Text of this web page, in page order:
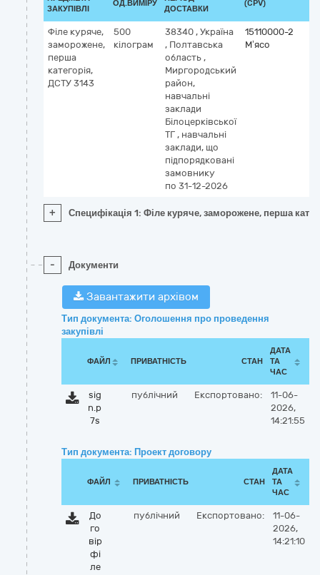
ЗАКУПІВЛІ
ОД.ВИМІРУ
ДОСТАВКИ
(CPV)
Філе куряче,
заморожене,
перша
категорія,
ДСТУ 3143
500
кілограм
38340 , Україна
, Полтавська
область ,
Миргородський
район,
навчальні
заклади
Білоцерківської
ТГ , навчальні
заклади, що
підпорядковані
замовнику
по 31-12-2026
15110000-2
М’ясо
+ Специфікація 1: Філе куряче, заморожене, перша
- Документи
Завантажити архівом
Тип документа: Оголошення про проведення
закупівлі
ФАЙЛ ПРИВАТНІСТЬ СТАН
ДАТА
ТА
ЧАС
sig
n.p
7s
публічний Експортовано:
11-06-
2026,
14:21:55
Тип документа: Проект договору
ФАЙЛ ПРИВАТНІСТЬ СТАН
ДАТА
ТА
ЧАС
До
го
вір
фі
ле
публічний Експортовано:
11-06-
2026,
14:21:10